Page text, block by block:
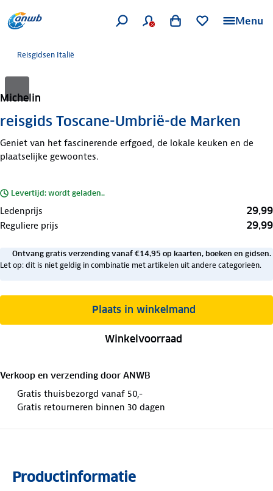
Menu
Reisgidsen Italië
Michelin
reisgids Toscane-Umbrië-de Marken
Geniet van het fascinerende erfgoed, de lokale keuken en de
plaatselijke gewoontes.
Levertijd: wordt geladen..
Ledenprijs 29,99
Reguliere prijs 29,99
Ontvang gratis verzending vanaf €14,95 op kaarten, boeken en gidsen.
Let op: dit is niet geldig in combinatie met artikelen uit andere categorieën.
Plaats in winkelmand
Winkelvoorraad
Verkoop en verzending door ANWB
Gratis thuisbezorgd vanaf 50,-
Gratis retourneren binnen 30 dagen
Productinformatie